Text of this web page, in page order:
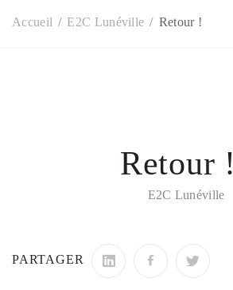
Accueil E2C Lunéville Retour !
Retour !
E2C Lunéville
PARTAGER